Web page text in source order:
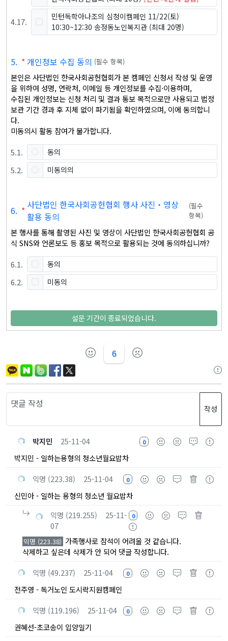
4.17.
민턴독학아나조의 심청이캠페인 11/22(토)
10:30~12:30 송정동노인복지관 (최대 20명)
5. *개인정보 수집 동의 (필수 항목)
본인은 사단법인 한국사회공헌협회가 본 캠페인 신청서 작성 및 운영
을 위하여 성명, 연락처, 이메일 등 개인정보를 수집·이용하며,
수집된 개인정보는 신청 처리 및 결과 통보 목적으로만 사용되고 법정
보관 기간 경과 후 지체 없이 파기됨을 확인하였으며, 이에 동의합니
다.
미동의시 활동 참여가 불가합니다.
5.1. 동의
5.2. 미동의의
6. * 사단법인 한국사회공헌협회 행사 사진‧영상
활용 동의
(필수
항목)
본 행사를 통해 촬영된 사진 및 영상이 사단법인 한국사회공헌협회 공
식 SNS와 언론보도 등 홍보 목적으로 활용되는 것에 동의하십니까?
6.1. 동의
6.2. 미동의
설문 기간이 종료되었습니다.
6
작성
박지민 25-11-04 0
박지민 - 일하는용형의 청소년월요밥차
익명 (223.38)
25-11-04 0
신민아 - 일하는 용형의 청소년 월요밥차
익명 (219.255)
25-11-
07
0
익명 (223.38) 가족행사로 참석이 어려울 것 같습니다.
삭제하고 싶은데 삭제가 안 되어 댓글 작성합니다.
익명 (49.237)
25-11-04 0
전주영 - 독거노인 도시락지원캠페인
익명 (119.196)
25-11-04 0
권혜선-초코송이 입양일기